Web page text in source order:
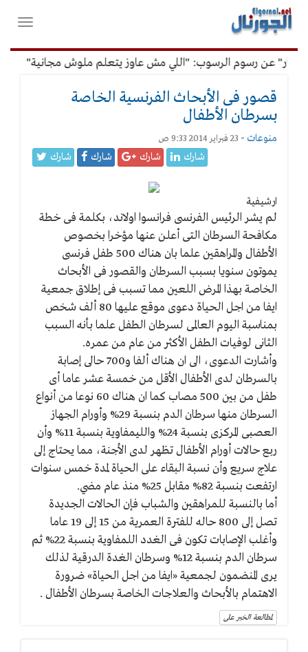
القائمة
الرئيسية
فتح
عن رسوم الرسوب: "اللي مش عاوز يتعلم ملوش مجانية"
قصور فى الأبحاث الفرنسية الخاصة
بسرطان الأطفال
منوعات - 23 فبراير 2014 9:33 ص
شارك شارك شارك شارك
ارشيفية
لم يشر الرئيس الفرنسى فرانسوا اولاند، بكلمة فى خطة
مكافحة السرطان التى أعلن عنها مؤخرا بخصوص
الأطفال والمراهقين علما بان هناك 500 طفل فرنسى
يموتون سنويا بسبب السرطان والقصور فى الأبحاث
الخاصة بهذا المرض اللعين مما تسبب فى إطلاق جمعية
ايفا من اجل الحياة دعوى موقع عليها 80 ألف شخص
بمناسبة اليوم العالمى لسرطان الطفل علما بأنه السبب
الثانى لوفيات الطفل الأكثر من عام من عمره.
وأشارت الدعوى، الى ان هناك ألفا و700 حالى إصابة
بالسرطان لدى الأطفال الأقل من خمسة عشر عاما أى
طفل من بين 500 مصاب كما ان هناك 60 نوعا من أنواع
السرطان منها سرطان الدم بنسبة 29% وأورام الجهاز
العصبى المركزى بنسبة 24% والليمفاوية بنسبة 11% وأن
ربع حالات أورام الأطفال تظهر لدى الأجنة، مما يحتاج إلى
علاج سريع وأن نسبة البقاء على الحياة لمدة خمس سنوات
ارتفعت بنسبة 82% مقابل 25% منذ عام مضي.
أما بالنسبة للمراهقين والشباب فإن الحالات الجديدة
تصل إلى 800 حاله للفترة العمرية من 15 إلى 19 عاما
وأغلب الإصابات تكون فى الغدد اللمفاوية بنسبة 22% ثم
سرطان الدم بنسبة 12% وسرطان الغدة الدرقية لذلك
يرى المنضمون لجمعية «ايفا من اجل الحياة» ضرورة
الاهتمام بالأبحاث والعلاجات الخاصة بسرطان الأطفال .
لمطالعة الخبر على